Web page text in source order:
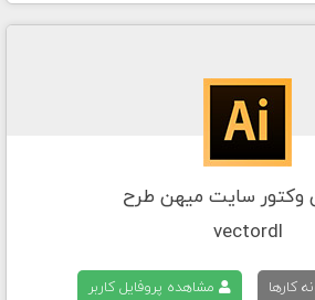
سایت میهن طرح
vectordl
کارها مشاهده پروفایل کاربر